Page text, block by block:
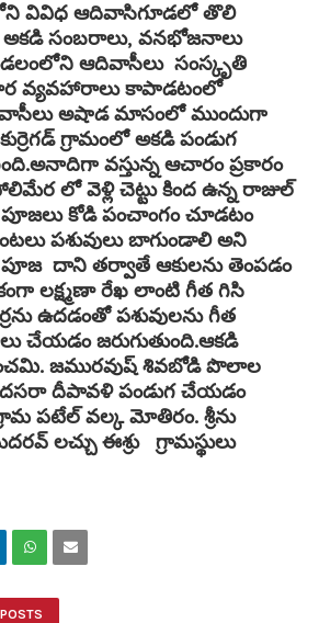
వివిధ ఆదివాసిగూడలో తొలి
అకడి సంబరాలు, వనభోజనాలు
ఆదివాసీలు సంస్కృతి
వ్యవహారాలు కాపాడటంలో
అషాడ మాసంలో ముందుగా
గ్రామంలో అకడి పండుగ
వస్తున్న ఆచారం ప్రకారం
లో వెళ్లి చెట్టు కింద ఉన్న రాజుల్
పూజలు కోడి పంచాంగం చూడటం
పశువులు బాగుండాలి అని
పూజ దాని తర్వాతే ఆకులను తెంపడం
లక్ష్మణా రేఖ లాంటి గీత గిసి
ఉదడంతో పశువులను గీత
చేయడం జరుగుతుంది.ఆకడి
జమురవుష్ శివబోడి పొలాల
దీపావళి పండుగ చేయడం
పటేల్ వల్క మోతిరం. శ్రీను
లచ్చు ఈశ్రు గ్రామస్థులు